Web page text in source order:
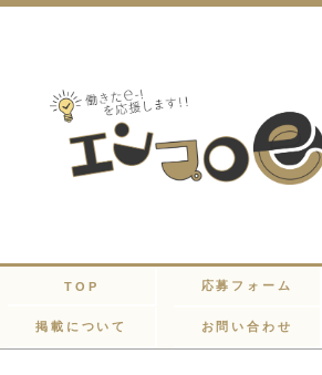
TOP 応募フォーム
掲載について お問い合わせ